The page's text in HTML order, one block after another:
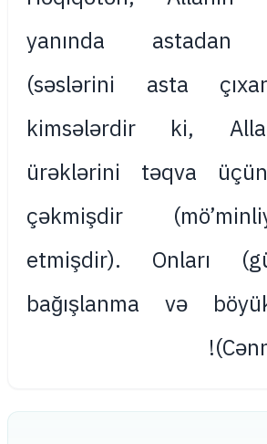
yanında astadan
(səslərini asta
kimsələrdir ki,
ürəklərini təqva
çəkmişdir
etmişdir). Onları
bağışlanma və